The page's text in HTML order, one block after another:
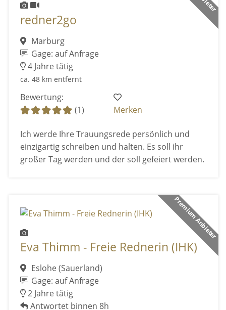
redner2go
Marburg
Gage: auf Anfrage
4 Jahre tätig
ca. 48 km entfernt
Bewertung:
(1)
Merken
Ich werde Ihre Trauungsrede persönlich und
einzigartig schreiben und halten. Es soll ihr
großer Tag werden und der soll gefeiert werden.
Premium Anbieter
Eva Thimm - Freie Rednerin (IHK)
Eslohe (Sauerland)
Gage: auf Anfrage
2 Jahre tätig
Antwortet binnen 8h